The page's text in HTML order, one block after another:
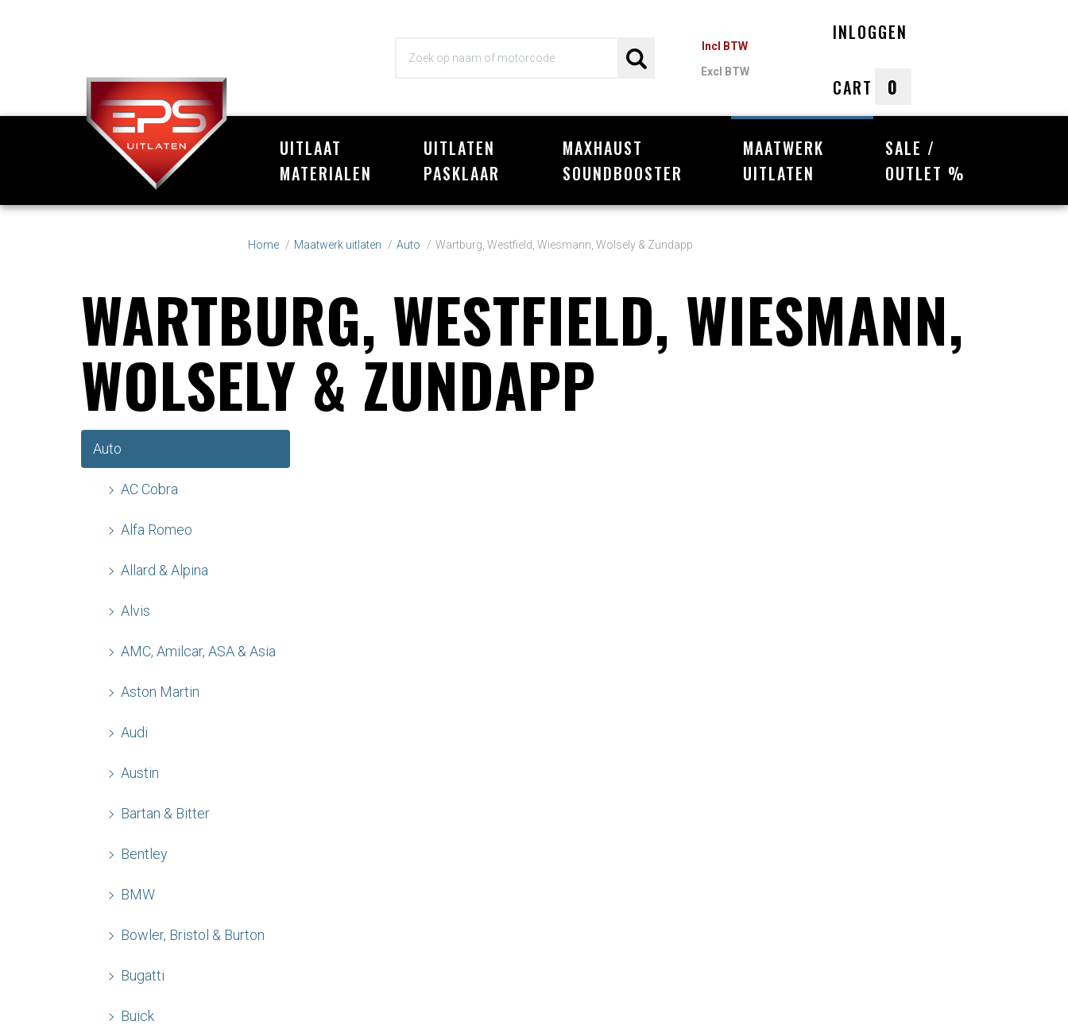
Incl BTW
Excl BTW
INLOGGEN
CART 0
Winkelwagen
Uw winkelwagen is leeg.
UITLAAT
MATERIALEN
UITLATEN
PASKLAAR
MAXHAUST
SOUNDBOOSTER
MAATWERK
UITLATEN
SALE /
OUTLET %
Home Maatwerk uitlaten Auto Wartburg, Westfield, Wiesmann, Wolsely & Zundapp
WARTBURG, WESTFIELD, WIESMANN,
WOLSELY & ZUNDAPP
Auto
AC Cobra
Alfa Romeo
Allard & Alpina
Alvis
AMC, Amilcar, ASA & Asia
Aston Martin
Audi
Austin
Bartan & Bitter
Bentley
BMW
Bowler, Bristol & Burton
Bugatti
Buick